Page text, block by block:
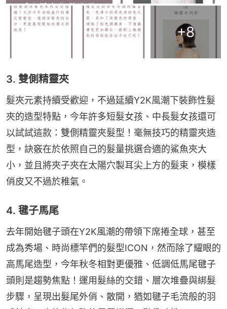
+8
3. 雙側精靈夾
髮夾元素持續受歡迎，不過延續Y2K風潮下裝飾性髮
夾的造型特點，今年許多短髮女孩、中長髮女孩還可
以試試這款：雙側精靈夾髮型！毫無技巧的精靈夾造
型，訣竅在於依照自己的髮量挑選合適的鯊魚夾大
小，並且將夾子夾在太陽穴製耳尖上方的髮束，模樣
俏皮又不過於稚氣。
4. 毽子馬尾
去年開始毽子頭在Y2K風潮的帶領下席捲全球，甚至
成為秀場、時尚標竿們的髮型ICON，然而除了耀眼的
高馬尾造型，今年秋冬相對更優雅、低調低馬尾毽子
頭則是趨勢焦點！運用髮絲的交錯、層次堆疊與綁髮
步驟，呈現出髮尾外俏、散開，猶如毽子毛流般的羽